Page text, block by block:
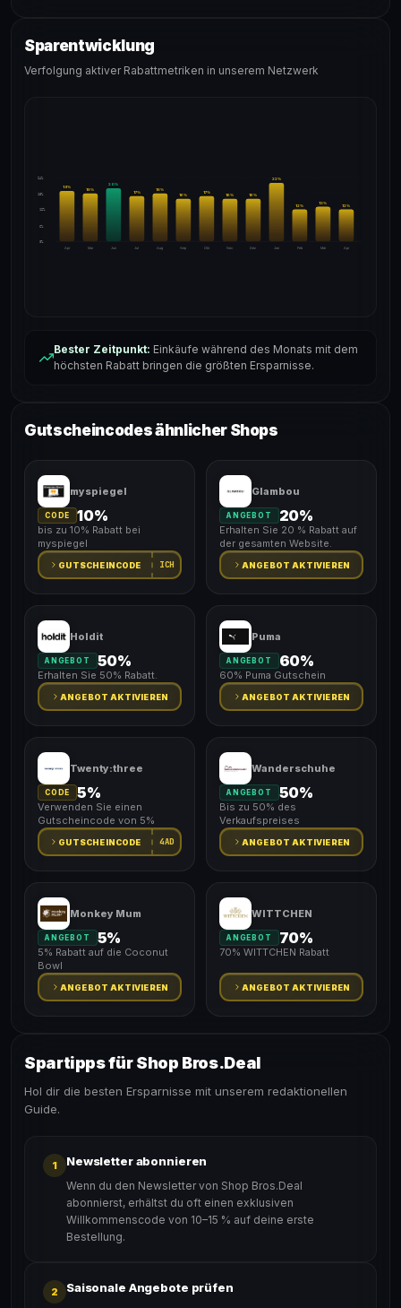
Sparentwicklung
Verfolgung aktiver Rabattmetriken in unserem Netzwerk
24%
18%
12%
6%
0%
Apr
19%
Mai
18%
Jun
20%
Jul
17%
Aug
18%
Sep
16%
Okt
17%
Nov
16%
Dez
16%
Jan
22%
Feb
12%
Mär
13%
Apr
12%
Bester Zeitpunkt: Einkäufe während des Monats mit dem
höchsten Rabatt bringen die größten Ersparnisse.
Gutscheincodes ähnlicher Shops
myspiegel
CODE 10%
bis zu 10% Rabatt bei
myspiegel
GUTSCHEINCODE ICH
Glambou
ANGEBOT 20%
Erhalten Sie 20 % Rabatt auf
der gesamten Website.
ANGEBOT AKTIVIEREN
Holdit
ANGEBOT 50%
Erhalten Sie 50% Rabatt.
ANGEBOT AKTIVIEREN
Puma
ANGEBOT 60%
60% Puma Gutschein
ANGEBOT AKTIVIEREN
Twenty:three
CODE 5%
Verwenden Sie einen
Gutscheincode von 5%
GUTSCHEINCODE 4AD
Wanderschuhe
ANGEBOT 50%
Bis zu 50% des
Verkaufspreises
ANGEBOT AKTIVIEREN
Monkey Mum
ANGEBOT 5%
5% Rabatt auf die Coconut
Bowl
ANGEBOT AKTIVIEREN
WITTCHEN
ANGEBOT 70%
70% WITTCHEN Rabatt
ANGEBOT AKTIVIEREN
Spartipps für Shop Bros.Deal
Hol dir die besten Ersparnisse mit unserem redaktionellen
Guide.
1 Newsletter abonnieren
Wenn du den Newsletter von Shop Bros.Deal
abonnierst, erhältst du oft einen exklusiven
Willkommenscode von 10–15 % auf deine erste
Bestellung.
2 Saisonale Angebote prüfen